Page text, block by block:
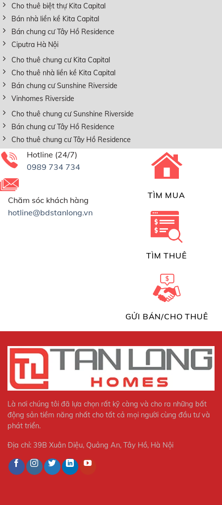
Cho thuê biệt thự Kita Capital
Bán nhà liền kề Kita Capital
Bán chung cư Tây Hồ Residence
Ciputra Hà Nội
Cho thuê chung cư Kita Capital
Cho thuê nhà liền kề Kita Capital
Bán chung cư Sunshine Riverside
Vinhomes Riverside
Cho thuê chung cư Sunshine Riverside
Bán chung cư Tây Hồ Residence
Cho thuê chung cư Tây Hồ Residence
Hotline (24/7)
0989 734 734
Chăm sóc khách hàng
hotline@bdstanlong.vn
TÌM MUA
TÌM THUÊ
GỬI BÁN/CHO THUÊ
Là nơi chúng tôi đã lựa chọn rất kỹ càng và cho ra những bất
động sản tiềm năng nhất cho tất cả mọi người cùng đầu tư và
phát triển.
Địa chỉ: 39B Xuân Diệu, Quảng An, Tây Hồ, Hà Nội